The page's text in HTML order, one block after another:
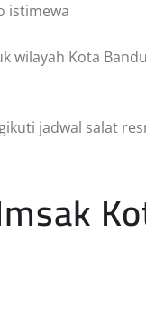
istimewa
wilayah Kota
jadwal salat